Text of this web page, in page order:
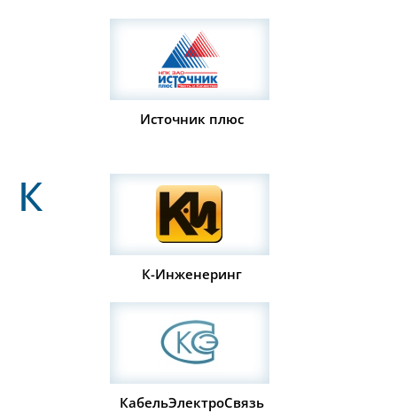
Источник плюс
К
К-Инженеринг
КабельЭлектроСвязь